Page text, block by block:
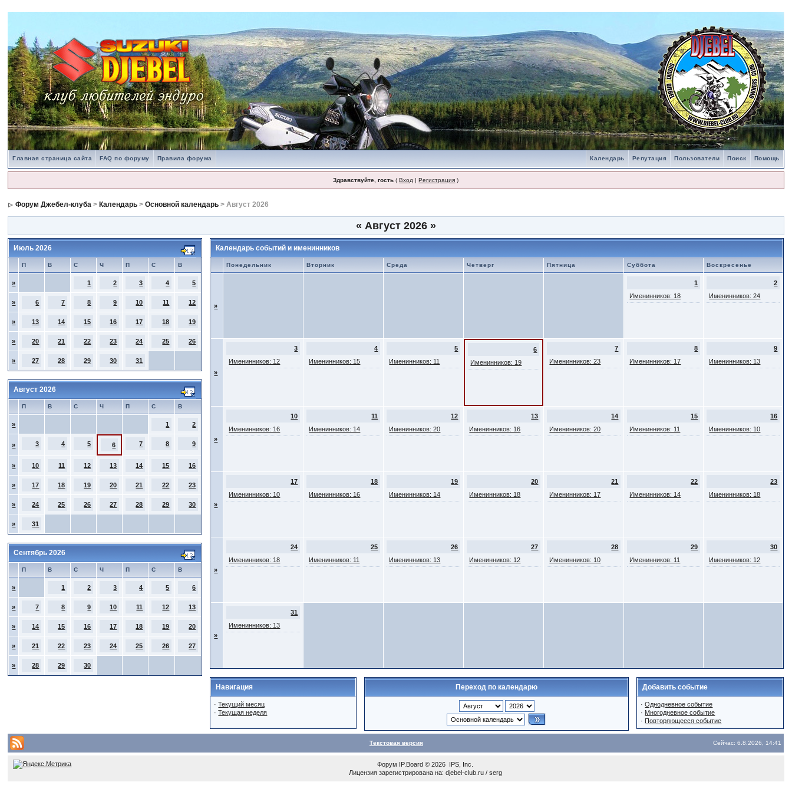
Главная страница сайта FAQ по форуму Правила форума Помощь
Поиск
Пользователи
Репутация
Календарь
Здравствуйте, гость (Вход |Регистрация )
Форум Джебел-клуба > Календарь >Основной календарь > Август 2026
« Август 2026 »
Июль 2026
П В С Ч П С В
» 1 2 3 4 5
» 6 7 8 9 10 11 12
» 13 14 15 16 17 18 19
» 20 21 22 23 24 25 26
» 27 28 29 30 31
Август 2026
П В С Ч П С В
» 1 2
» 3 4 5 6 7 8 9
» 10 11 12 13 14 15 16
» 17 18 19 20 21 22 23
» 24 25 26 27 28 29 30
» 31
Сентябрь 2026
П В С Ч П С В
» 1 2 3 4 5 6
» 7 8 9 10 11 12 13
» 14 15 16 17 18 19 20
» 21 22 23 24 25 26 27
» 28 29 30
Календарь событий и именинников
Понедельник Вторник Среда Четверг Пятница Суббота Воскресенье
»
1
Именинников: 18
2
Именинников: 24
»
3
Именинников: 12
4
Именинников: 15
5
Именинников: 11
6
Именинников: 19
7
Именинников: 23
8
Именинников: 17
9
Именинников: 13
»
10
Именинников: 16
11
Именинников: 14
12
Именинников: 20
13
Именинников: 16
14
Именинников: 20
15
Именинников: 11
16
Именинников: 10
»
17
Именинников: 10
18
Именинников: 16
19
Именинников: 14
20
Именинников: 18
21
Именинников: 17
22
Именинников: 14
23
Именинников: 18
»
24
Именинников: 18
25
Именинников: 11
26
Именинников: 13
27
Именинников: 12
28
Именинников: 10
29
Именинников: 11
30
Именинников: 12
»
31
Именинников: 13
Навигация
·Текущий месяц
·Текущая неделя
Переход по календарю Добавить событие
·Однодневное событие
· Многодневное событие
·Повторяющееся событие
Текстовая версия Сейчас: 6.8.2026, 14:41
Форум IP.Board © 2026 IPS, Inc
Лицензия зарегистрирована на: djebel-club.ru / serg